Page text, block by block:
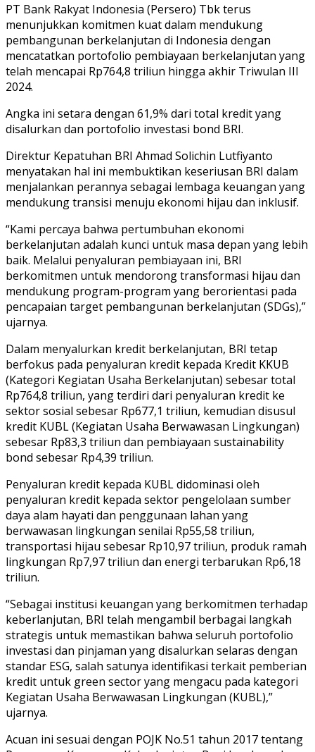
PT Bank Rakyat Indonesia (Persero) Tbk terus
menunjukkan komitmen kuat dalam mendukung
pembangunan berkelanjutan di Indonesia dengan
mencatatkan portofolio pembiayaan berkelanjutan yang
telah mencapai Rp764,8 triliun hingga akhir Triwulan III
2024.
Angka ini setara dengan 61,9% dari total kredit yang
disalurkan dan portofolio investasi bond BRI.
Direktur Kepatuhan BRI Ahmad Solichin Lutfiyanto
menyatakan hal ini membuktikan keseriusan BRI dalam
menjalankan perannya sebagai lembaga keuangan yang
mendukung transisi menuju ekonomi hijau dan inklusif.
“Kami percaya bahwa pertumbuhan ekonomi
berkelanjutan adalah kunci untuk masa depan yang lebih
baik. Melalui penyaluran pembiayaan ini, BRI
berkomitmen untuk mendorong transformasi hijau dan
mendukung program-program yang berorientasi pada
pencapaian target pembangunan berkelanjutan (SDGs),”
ujarnya.
Dalam menyalurkan kredit berkelanjutan, BRI tetap
berfokus pada penyaluran kredit kepada Kredit KKUB
(Kategori Kegiatan Usaha Berkelanjutan) sebesar total
Rp764,8 triliun, yang terdiri dari penyaluran kredit ke
sektor sosial sebesar Rp677,1 triliun, kemudian disusul
kredit KUBL (Kegiatan Usaha Berwawasan Lingkungan)
sebesar Rp83,3 triliun dan pembiayaan sustainability
bond sebesar Rp4,39 triliun.
Penyaluran kredit kepada KUBL didominasi oleh
penyaluran kredit kepada sektor pengelolaan sumber
daya alam hayati dan penggunaan lahan yang
berwawasan lingkungan senilai Rp55,58 triliun,
transportasi hijau sebesar Rp10,97 triliun, produk ramah
lingkungan Rp7,97 triliun dan energi terbarukan Rp6,18
triliun.
“Sebagai institusi keuangan yang berkomitmen terhadap
keberlanjutan, BRI telah mengambil berbagai langkah
strategis untuk memastikan bahwa seluruh portofolio
investasi dan pinjaman yang disalurkan selaras dengan
standar ESG, salah satunya identifikasi terkait pemberian
kredit untuk green sector yang mengacu pada kategori
Kegiatan Usaha Berwawasan Lingkungan (KUBL),”
ujarnya.
Acuan ini sesuai dengan POJK No.51 tahun 2017 tentang